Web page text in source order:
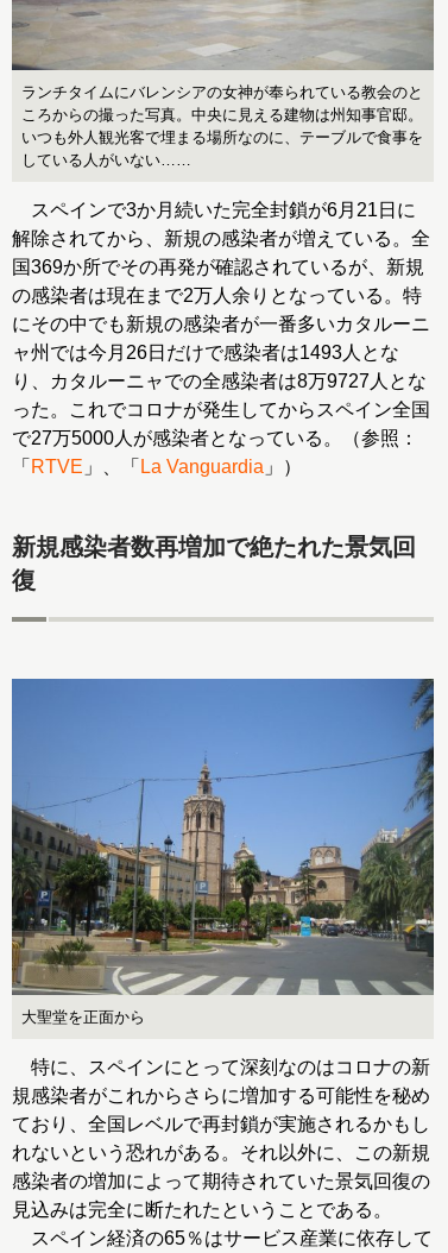
ランチタイムにバレンシアの女神が奉られている教会のと
ころからの撮った写真。中央に見える建物は州知事官邸。
いつも外人観光客で埋まる場所なのに、テーブルで食事を
している人がいない……
スペインで3か月続いた完全封鎖が6月21日に
解除されてから、新規の感染者が増えている。全
国369か所でその再発が確認されているが、新規
の感染者は現在まで2万人余りとなっている。特
にその中でも新規の感染者が一番多いカタルーニ
ャ州では今月26日だけで感染者は1493人とな
り、カタルーニャでの全感染者は8万9727人とな
った。これでコロナが発生してからスペイン全国
で27万5000人が感染者となっている。（参照：
「 RTVE 」、「 La Vanguardia 」）
新規感染者数再増加で絶たれた景気回
復
大聖堂を正面から
特に、スペインにとって深刻なのはコロナの新
規感染者がこれからさらに増加する可能性を秘め
ており、全国レベルで再封鎖が実施されるかもし
れないという恐れがある。それ以外に、この新規
感染者の増加によって期待されていた景気回復の
見込みは完全に断たれたということである。
スペイン経済の65％はサービス産業に依存して